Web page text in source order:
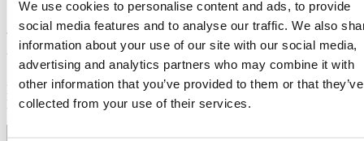
We use cookies to personalise content and ads, to provide
social media features and to analyse our traffic. We also
information about your use of our site with our social media,
advertising and analytics partners who may combine it with
other information that you’ve provided to them or that they’ve
collected from your use of their services.
1928
UNIFICATION
Mariage du Dr Ing. Eugen Mayer avec Erna Bessey, veuve de Karl
Bessey.